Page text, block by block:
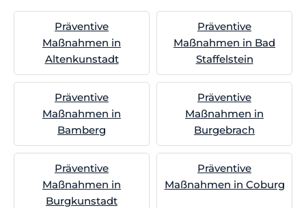
Präventive
Maßnahmen in
Altenkunstadt
Präventive
Maßnahmen in Bad
Staffelstein
Präventive
Maßnahmen in
Bamberg
Präventive
Maßnahmen in
Burgebrach
Präventive
Maßnahmen in
Burgkunstadt
Präventive
Maßnahmen in Coburg